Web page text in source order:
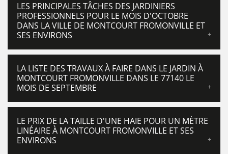
LES PRINCIPALES TÂCHES DES JARDINIERS
PROFESSIONNELS POUR LE MOIS D'OCTOBRE
DANS LA VILLE DE MONTCOURT FROMONVILLE ET
SES ENVIRONS
LA LISTE DES TRAVAUX À FAIRE DANS LE JARDIN À
MONTCOURT FROMONVILLE DANS LE 77140 LE
MOIS DE SEPTEMBRE
LE PRIX DE LA TAILLE D'UNE HAIE POUR UN MÈTRE
LINÉAIRE À MONTCOURT FROMONVILLE ET SES
ENVIRONS